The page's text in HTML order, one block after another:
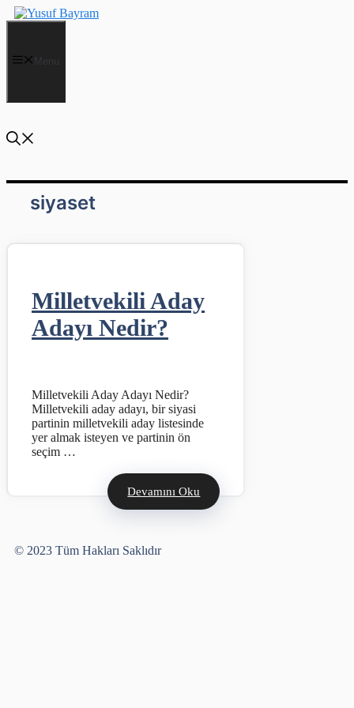
İçeriğe
atla
Menu
siyaset
Milletvekili Aday
Adayı Nedir?
Milletvekili Aday Adayı Nedir?
Milletvekili aday adayı, bir siyasi
partinin milletvekili aday listesinde
yer almak isteyen ve partinin ön
seçim …
Devamını Oku
© 2023 Tüm Hakları Saklıdır